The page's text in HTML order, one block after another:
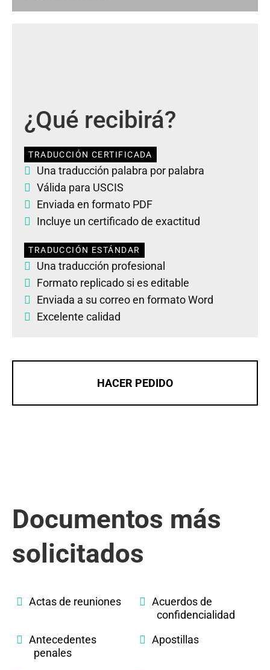
¿Qué recibirá?
TRADUCCIÓN CERTIFICADA
Una traducción palabra por palabra
Válida para USCIS
Enviada en formato PDF
Incluye un certificado de exactitud
TRADUCCIÓN ESTÁNDAR
Una traducción profesional
Formato replicado si es editable
Enviada a su correo en formato Word
Excelente calidad
HACER PEDIDO
Documentos más
solicitados
Actas de reuniones
Acuerdos de
confidencialidad
Antecedentes
penales
Apostillas